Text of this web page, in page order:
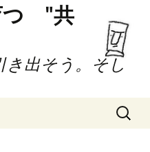
つ "共
き出そう。そし
検
索: